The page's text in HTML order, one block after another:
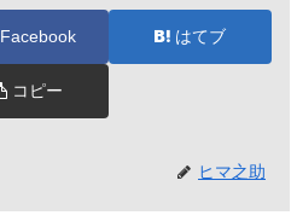
Facebook はてブ
コピー
ヒマ之助